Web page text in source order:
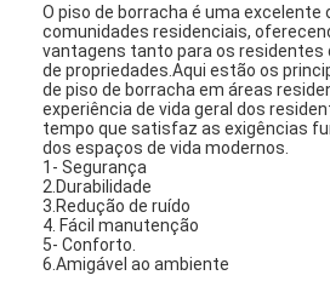
O piso de borracha é uma excelente
comunidades residenciais,
vantagens tanto para os residentes
de propriedades.Aqui estão os
de piso de borracha em áreas
experiência de vida geral dos
tempo que satisfaz as exigências
dos espaços de vida modernos.
1- Segurança
2.Durabilidade
3.Redução de ruído
4. Fácil manutenção
5- Conforto.
6.Amigável ao ambiente